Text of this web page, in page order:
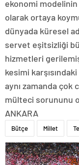
ekonomi modelinin
olarak ortaya
dünyada küresel
servet eşitsizliği
hizmetleri
kesimi
aynı zamanda çok
mülteci sorununu
ANKARA
Bütçe Millet